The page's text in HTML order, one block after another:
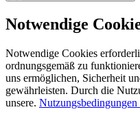
Notwendige
Notwendige Cookies
ordnungsgemäß zu
uns ermöglichen, Sicherheit
gewährleisten. Durch die
unsere. Nutzungsbedingungen